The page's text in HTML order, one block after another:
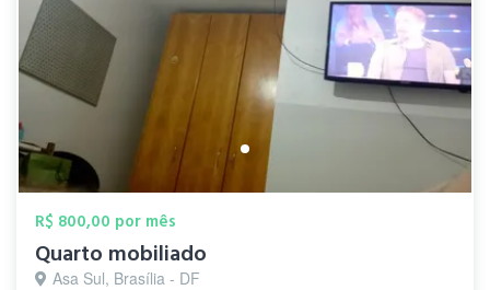
R$ 800,00 por mês
Quarto mobiliado
Asa Sul, Brasília - DF